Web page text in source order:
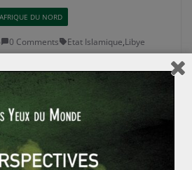
AFRIQUE DU NORD
0 Comments Etat Islamique,Libye
premier ministre du
libre libyen, Fayez al-Sarraj est à